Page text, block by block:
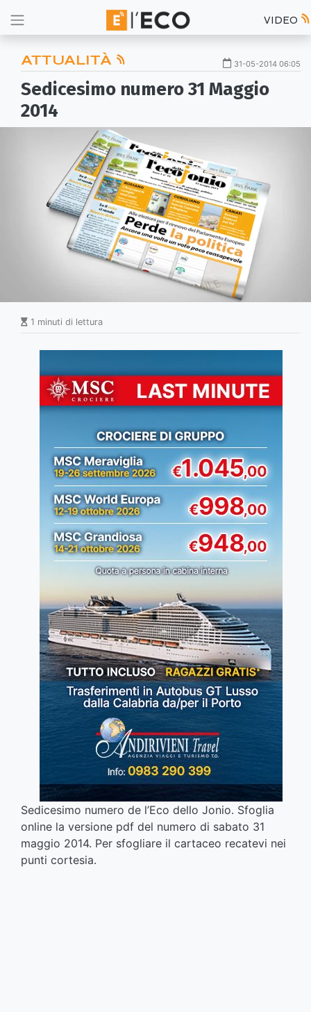
VIDEO
ATTUALITÀ 31-05-2014 06:05
Sedicesimo numero 31 Maggio
2014
1 minuti di lettura
Sedicesimo numero de l’Eco dello Jonio. Sfoglia
online la versione pdf del numero di sabato 31
maggio 2014. Per sfogliare il cartaceo recatevi nei
punti cortesia.